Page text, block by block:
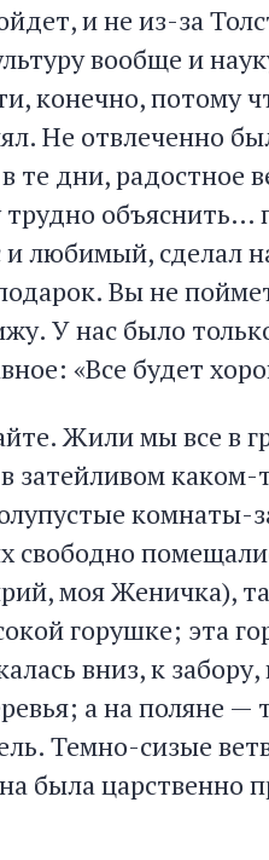
и не из-за
вообще и
конечно, потому
Не отвлеченно
те дни, радостное
объяснить…
любимый, сделал
Вы не
У нас было
«Все будет
Жили мы все в
затейливом каком-
комнаты-
свободно
моя Женичка),
горушке; эта
вниз, к
а на поляне —
Темно-сизые
была царственно